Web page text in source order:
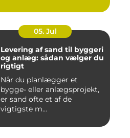
05. Jul
Levering af sand til byggeri
og anlæg: sådan vælger du
rigtigt
Når du planlægger et
bygge- eller anlægsprojekt,
er sand ofte et af de
vigtigste m...